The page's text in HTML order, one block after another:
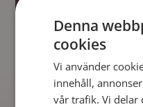
Denna
cookies
Vi använder
innehåll,
vår trafik. Vi